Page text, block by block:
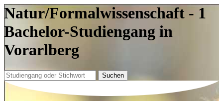
Natur/Formalwissenschaft - 1
Bachelor-Studiengang in
Vorarlberg
Suchen